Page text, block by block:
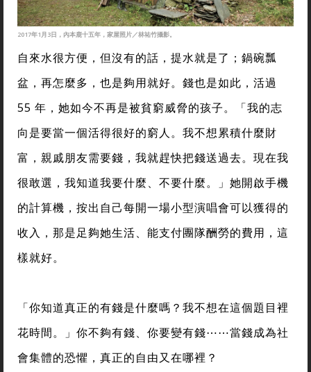
2017年1月3日，內本鹿十五年，家屋照片／林祐竹攝影。
自來水很方便，但沒有的話，提水就是了；鍋碗瓢
盆，再怎麼多，也是夠用就好。錢也是如此，活過
55 年，她如今不再是被貧窮威脅的孩子。「我的志
向是要當一個活得很好的窮人。我不想累積什麼財
富，親戚朋友需要錢，我就趕快把錢送過去。現在我
很敢選，我知道我要什麼、不要什麼。」她開啟手機
的計算機，按出自己每開一場小型演唱會可以獲得的
收入，那是足夠她生活、能支付團隊酬勞的費用，這
樣就好。
「你知道真正的有錢是什麼嗎？我不想在這個題目裡
花時間。」你不夠有錢、你要變有錢⋯⋯當錢成為社
會集體的恐懼，真正的自由又在哪裡？